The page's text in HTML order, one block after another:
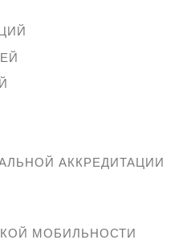
АККРЕДИТАЦИИ
МОБИЛЬНОСТИ